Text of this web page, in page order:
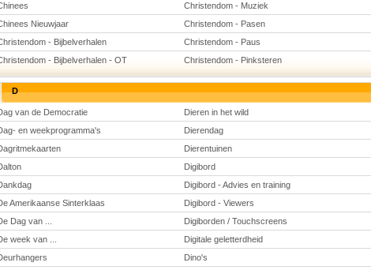
Christendom - Muziek
Nieuwjaar
Christendom - Pasen
- Bijbelverhalen
Christendom - Paus
- Bijbelverhalen - OT
Christendom - Pinksteren
D
van de Democratie Dieren in het wild
en weekprogramma's
Dierendag
Dierentuinen
Digibord
Digibord - Advies en training
Amerikaanse Sinterklaas
Digibord - Viewers
Dag van ...
Digiborden / Touchscreens
week van ...
Digitale geletterdheid
Dino's